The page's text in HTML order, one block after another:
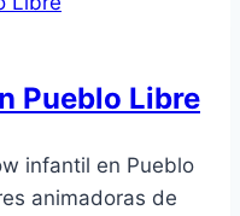
Pueblo Libre
infantil en Pueblo
animadoras de